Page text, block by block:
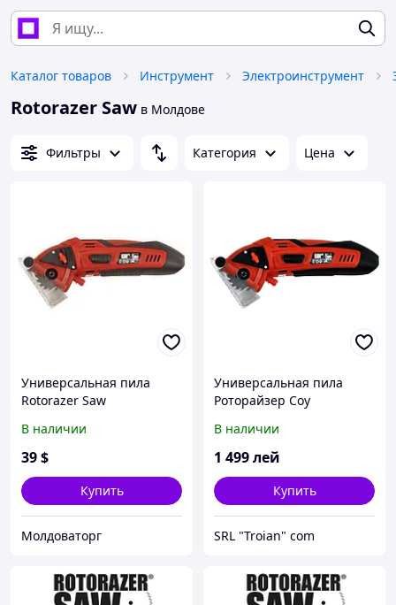
Каталог товаров Инструмент Электроинструмент
Rotorazer Saw в Молдове
Фильтры Категория Цена
Универсальная пила
Rotorazer Saw
В наличии
39$
Купить
Молдоваторг
Универсальная пила
Роторайзер Соу
В наличии
1 499лей
Купить
SRL "Troian" сom